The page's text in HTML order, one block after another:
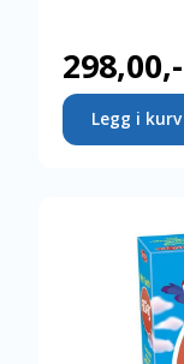
298,00,-
Legg i kurv